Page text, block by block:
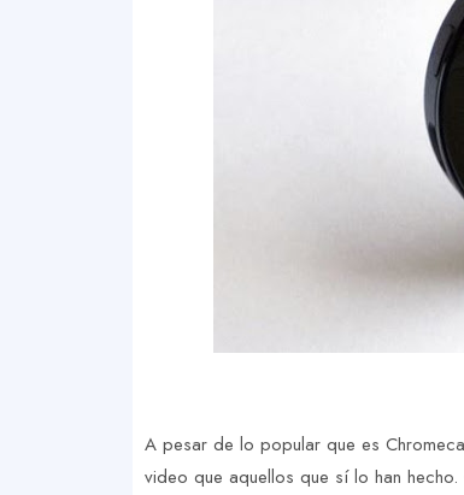
A pesar de lo popular que es
video que aquellos que sí lo han